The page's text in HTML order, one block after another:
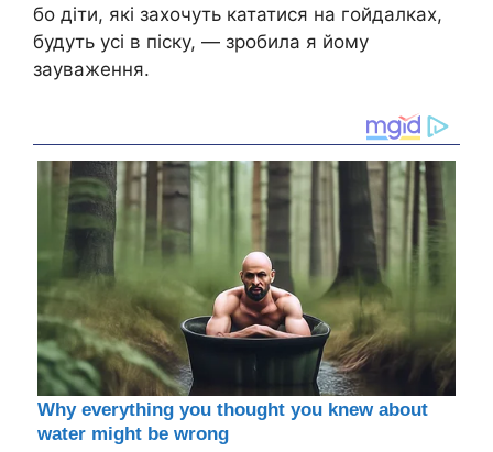
бо діти, які захочуть кататися на гойдалках,
будуть усі в піску, — зробила я йому
зауваження.